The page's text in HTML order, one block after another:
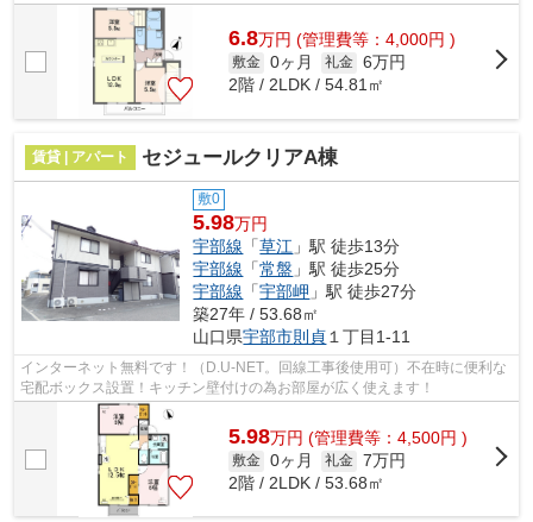
台・複層ガラス・室内物干し・ＷＩＣ新...
6.8万円 (管理費等：4,000円 )
敷金 0ヶ月 礼金 6万円
2階 / 2LDK / 54.81㎡
賃貸 | アパート セジュールクリアA棟
敷0
5.98万円
宇部線 「草江 」駅 徒歩13分
宇部線 「常盤 」駅 徒歩25分
宇部線 「宇部岬 」駅 徒歩27分
築27年 / 53.68㎡
山口県宇部市則貞 １丁目1-11
インターネット無料です！（D.U-NET。回線工事後使用可）不在時に便利な
宅配ボックス設置！キッチン壁付けの為お部屋が広く使えます！
5.98万円 (管理費等：4,500円 )
敷金 0ヶ月 礼金 7万円
2階 / 2LDK / 53.68㎡